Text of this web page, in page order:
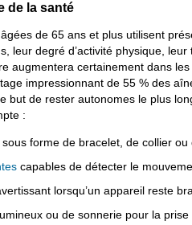
de la santé
de 65 ans et plus utilisent
leur degré d’activité physique,
augmentera certainement dans
impressionnant de 55 % des
but de rester autonomes le plus
:
sous forme de bracelet, de collier
capables de détecter le
lorsqu’un appareil reste
ou de sonnerie pour la